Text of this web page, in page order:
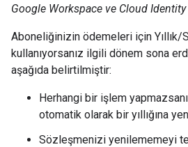
Google Workspace ve Cloud
Aboneliğinizin ödemeleri için Yıllık/
kullanıyorsanız ilgili dönem sona
aşağıda belirtilmiştir:
Herhangi bir işlem
otomatik olarak bir yıllığına
Sözleşmenizi yenilememeyi